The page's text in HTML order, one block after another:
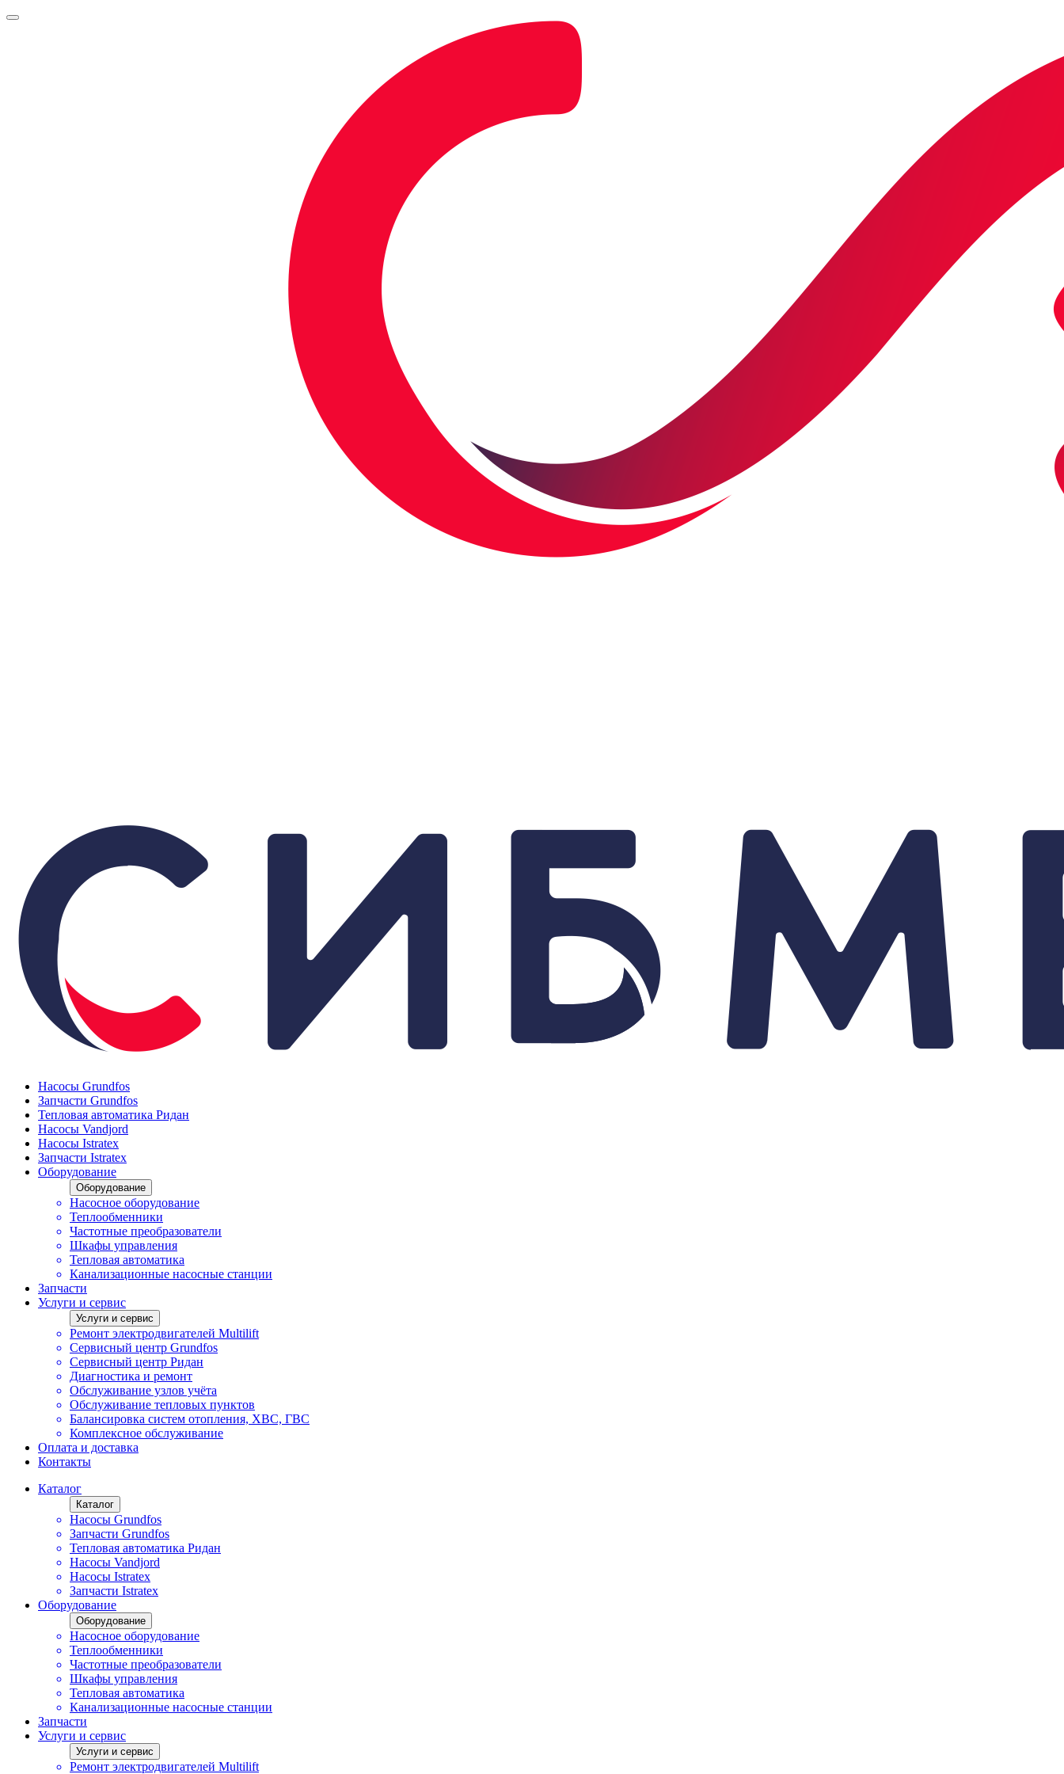
Насосы Grundfos
Запчасти Grundfos
Тепловая автоматика Ридан
Насосы Vandjord
Насосы Istratex
Запчасти Istratex
Оборудование
Оборудование
Насосное оборудование
Теплообменники
Частотные преобразователи
Шкафы управления
Тепловая автоматика
Канализационные насосные станции
Запчасти
Услуги и сервис
Услуги и сервис
Ремонт электродвигателей Multilift
Сервисный центр Grundfos
Сервисный центр Ридан
Диагностика и ремонт
Обслуживание узлов учёта
Обслуживание тепловых пунктов
Балансировка систем отопления, ХВС, ГВС
Комплексное обслуживание
Оплата и доставка
Контакты
Каталог
Каталог
Насосы Grundfos
Запчасти Grundfos
Тепловая автоматика Ридан
Насосы Vandjord
Насосы Istratex
Запчасти Istratex
Оборудование
Оборудование
Насосное оборудование
Теплообменники
Частотные преобразователи
Шкафы управления
Тепловая автоматика
Канализационные насосные станции
Запчасти
Услуги и сервис
Услуги и сервис
Ремонт электродвигателей Multilift